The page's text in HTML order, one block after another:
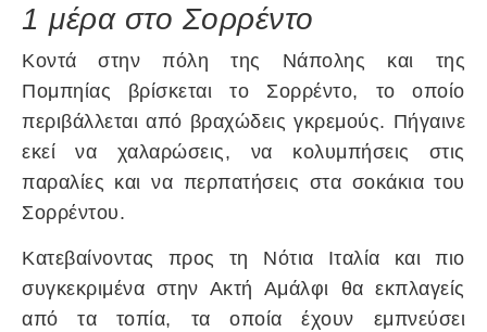
1 μέρα στο Σορρέντο
Κοντά στην πόλη της Νάπολης και της
Πομπηίας βρίσκεται το Σορρέντο, το οποίο
περιβάλλεται από βραχώδεις γκρεμούς. Πήγαινε
εκεί να χαλαρώσεις, να κολυμπήσεις στις
παραλίες και να περπατήσεις στα σοκάκια του
Σορρέντου.
Κατεβαίνοντας προς τη Νότια Ιταλία και πιο
συγκεκριμένα στην Ακτή Αμάλφι θα εκπλαγείς
από τα τοπία, τα οποία έχουν εμπνεύσει